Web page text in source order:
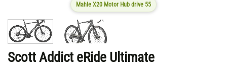
Mahle X20 Motor Hub drive 55
Scott Addict eRide Ultimate